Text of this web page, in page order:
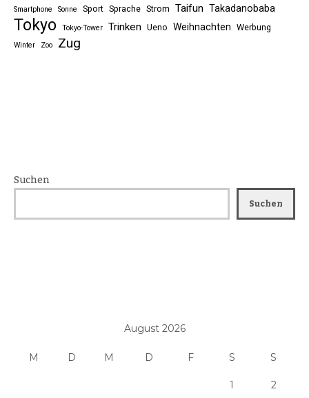
Smartphone Sonne Sport Sprache Strom Taifun Takadanobaba
Tokyo Tokyo-Tower Trinken Ueno Weihnachten Werbung
Winter Zoo Zug
Suchen
Suchen
August 2026
M D M D F S S
1 2